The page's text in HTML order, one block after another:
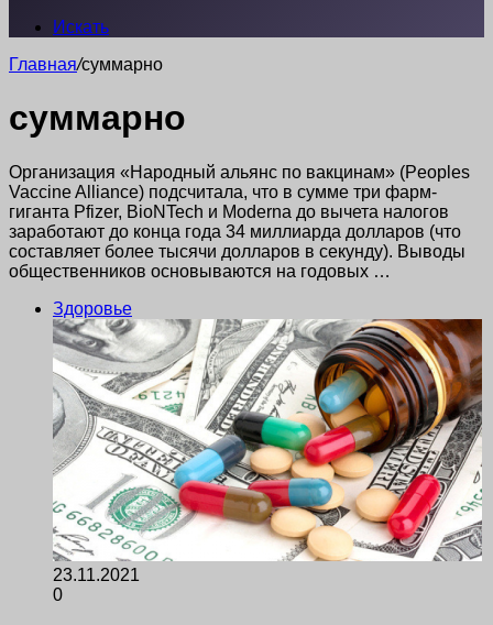
Искать
Главная/суммарно
суммарно
Организация «Народный альянс по вакцинам» (Peoples
Vaccine Alliance) подсчитала, что в сумме три фарм-
гиганта Pfizer, BioNTech и Moderna до вычета налогов
заработают до конца года 34 миллиарда долларов (что
составляет более тысячи долларов в секунду). Выводы
общественников основываются на годовых …
Здоровье
23.11.2021
0